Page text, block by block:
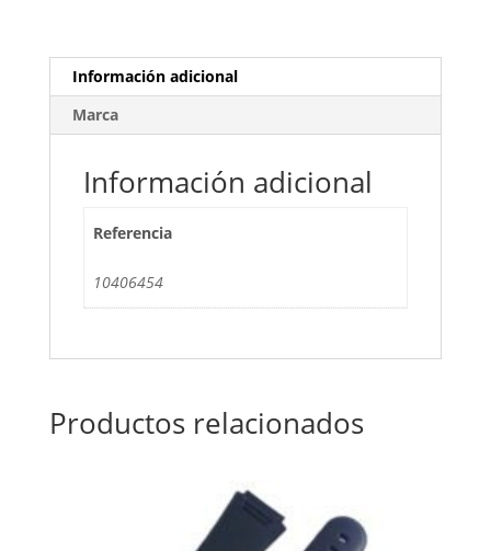
Información adicional
Marca
Información adicional
Referencia
10406454
Productos relacionados